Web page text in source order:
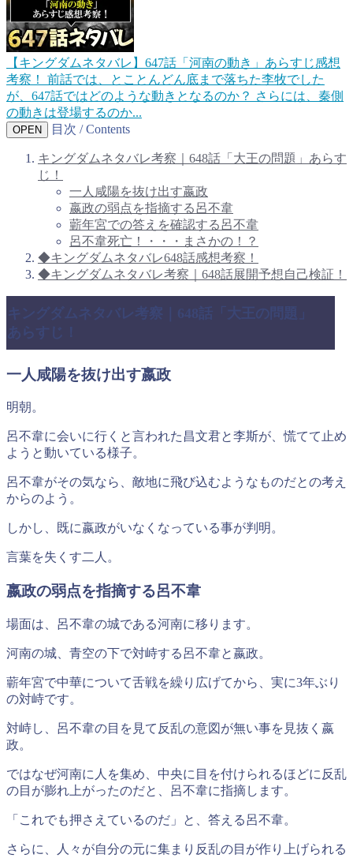
【キングダムネタバレ】647話「河南の動き」あらすじ感想
考察！
前話では、とことんどん底まで落ちた李牧でした
が、647話ではどのような動きとなるのか？ さらには、秦側
の動きは登場するのか...
OPEN 目次 / Contents
キングダムネタバレ考察｜648話「大王の問題」あらす
じ！
一人咸陽を抜け出す嬴政
嬴政の弱点を指摘する呂不韋
蘄年宮での答えを確認する呂不韋
呂不韋死亡！・・・まさかの！？
◆キングダムネタバレ648話感想考察！
◆キングダムネタバレ考察｜648話展開予想自己検証！
キングダムネタバレ考察｜648話「大王の問題」
あらすじ！
一人咸陽を抜け出す嬴政
明朝。
呂不韋に会いに行くと言われた昌文君と李斯が、慌てて止め
ようと動いている様子。
呂不韋がその気なら、敵地に飛び込むようなものだとの考え
からのよう。
しかし、既に嬴政がいなくなっている事が判明。
言葉を失くす二人。
嬴政の弱点を指摘する呂不韋
場面は、呂不韋の城である河南に移ります。
河南の城、青空の下で対峙する呂不韋と嬴政。
蘄年宮で中華について舌戦を繰り広げてから、実に3年ぶり
の対峙です。
対峙し、呂不韋の目を見て反乱の意図が無い事を見抜く嬴
政。
ではなぜ河南に人を集め、中央に目を付けられるほどに反乱
の目が膨れ上がったのだと、呂不韋に指摘します。
「これでも押さえているのだ」と、答える呂不韋。
さらに、人々が自分の元に集まり反乱の目が作り上げられる